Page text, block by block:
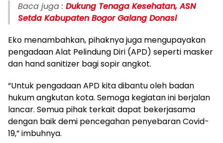
Baca juga : Dukung Tenaga Kesehatan, ASN
Setda Kabupaten Bogor Galang Donasi
Eko menambahkan, pihaknya juga mengupayakan
pengadaan Alat Pelindung Diri (APD) seperti masker
dan hand sanitizer bagi sopir angkot.
“Untuk pengadaan APD kita dibantu oleh badan
hukum angkutan kota. Semoga kegiatan ini berjalan
lancar. Semua pihak terkait dapat bekerjasama
dengan baik demi pencegahan penyebaran Covid-
19,” imbuhnya.